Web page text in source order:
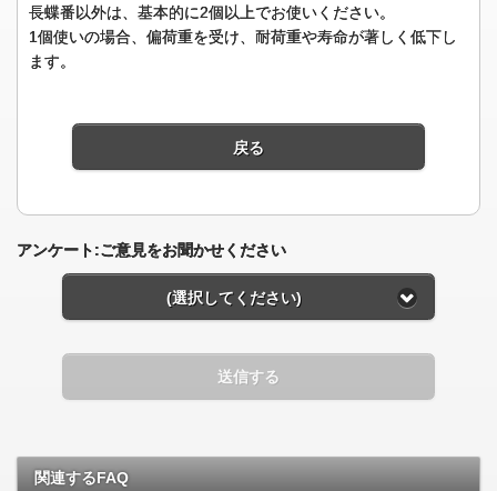
長蝶番以外は、基本的に2個以上でお使いください。
1個使いの場合、偏荷重を受け、耐荷重や寿命が著しく低下し
ます。
戻る
アンケート:ご意見をお聞かせください
(選択してください)
送信する
関連するFAQ